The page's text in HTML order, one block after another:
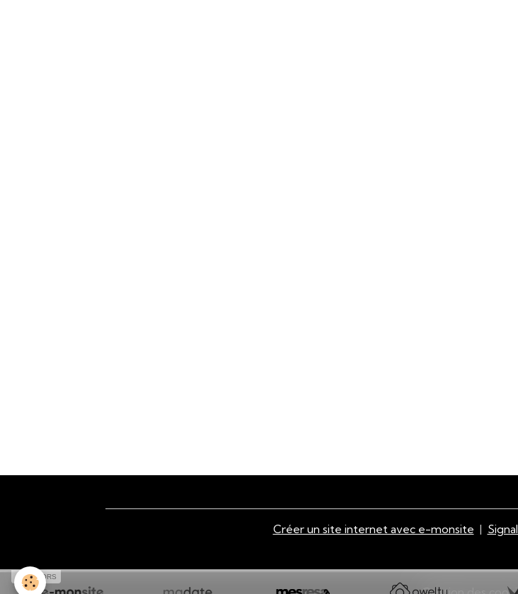
Créer un site internet avec e-monsite
SPONSORS